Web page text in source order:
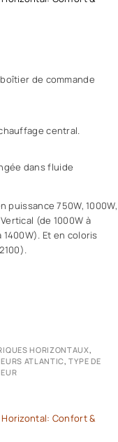
de commande
central.
dans fluide
750W, 1000W,
(de 1000W à
Et en coloris
HORIZONTAUX,
ATLANTIC,TYPE DE
Horizontal: Confort &